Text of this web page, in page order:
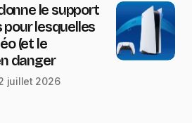
le support
pour lesquelles
(et le
danger
juillet 2026